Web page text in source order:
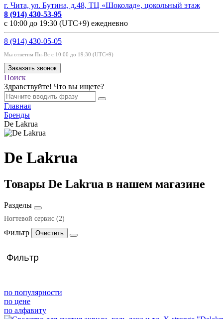
г. Чита, ул. Бутина, д.48, ТЦ «Шоколад», цокольный этаж
8 (914) 430-53-95
с 10:00 до 19:30 (UTC+9) ежедневно
8 (914) 430-05-05
Мы ответим Пн-Вс с 10:00 до 19:30 (UTC+9)
Заказать звонок
Поиск
Здравствуйте! Что вы ищете?
Главная
Бренды
De Lakrua
De Lakrua
Товары De Lakrua в нашем магазине
Разделы
Ногтевой сервис (2)
Жидкости(2)
Ср-ва для обезжир-я и снятия л.слоя
Средства для снятия материала
Фильтр
Фильтр
по популярности
по цене
по алфавиту